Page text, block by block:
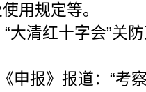
用规定等。
清红十字会”关防
报》报道：“考察